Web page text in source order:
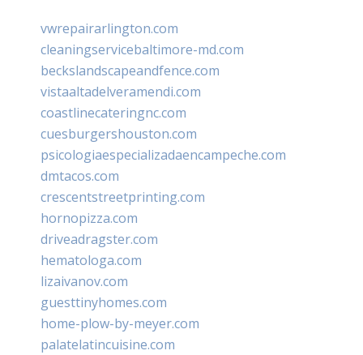
vwrepairarlington.com
cleaningservicebaltimore-md.com
beckslandscapeandfence.com
vistaaltadelveramendi.com
coastlinecateringnc.com
cuesburgershouston.com
psicologiaespecializadaencampeche.com
dmtacos.com
crescentstreetprinting.com
hornopizza.com
driveadragster.com
hematologa.com
lizaivanov.com
guesttinyhomes.com
home-plow-by-meyer.com
palatelatincuisine.com